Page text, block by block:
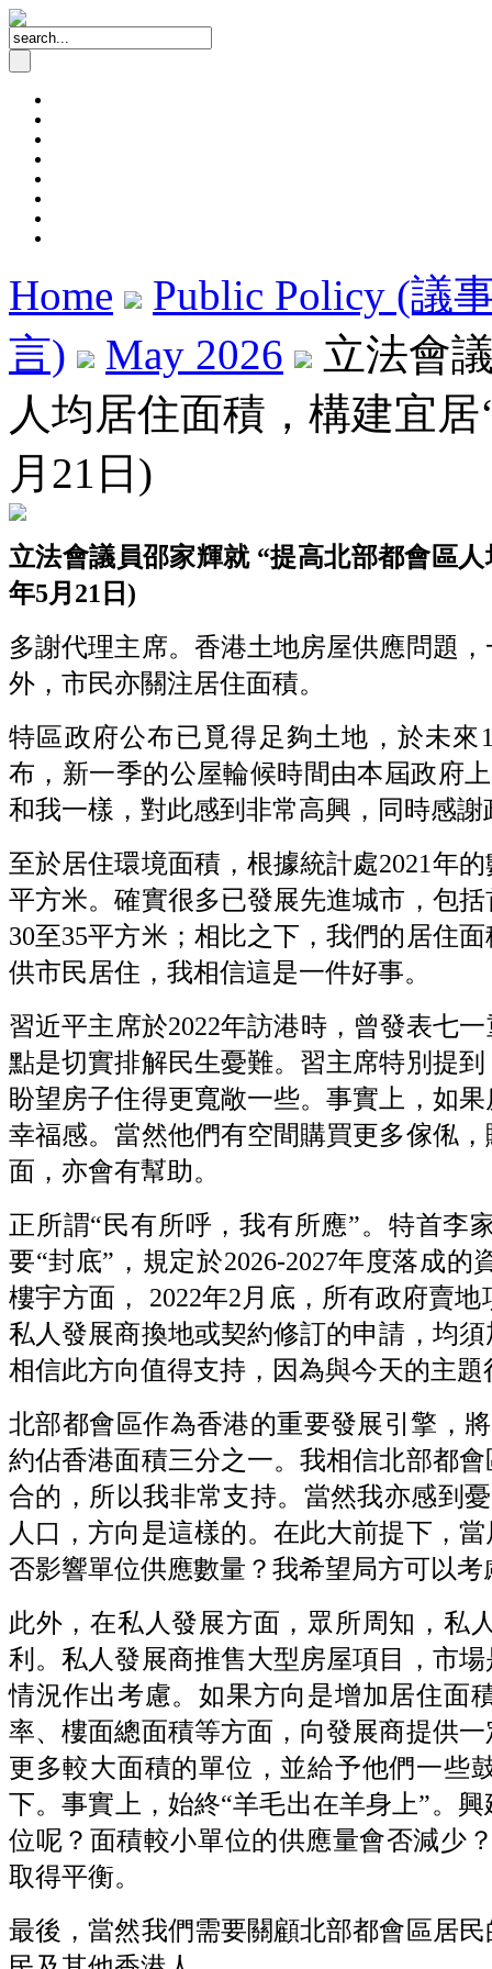
Home
Public Policy (議
言)
May 2026
立法會
人均居住面積，構建宜居
月21日)
立法會議員邵家輝就 “提高北部都會區
年5月21日)
多謝代理主席。香港土地房屋供應問題
外，市民亦關注居住面積。
特區政府公布已覓得足夠土地，於未來
布，新一季的公屋輪候時間由本屆政府
和我一樣，對此感到非常高興，同時感
至於居住環境面積，根據統計處2021年
平方米。確實很多已發展先進城市，包
30至35平方米；相比之下，我們的居住
供市民居住，我相信這是一件好事。
習近平主席於2022年訪港時，曾發表七
點是切實排解民生憂難。習主席特別提
盼望房子住得更寬敞一些。事實上，如
幸福感。當然他們有空間購買更多傢俬
面，亦會有幫助。
正所謂“民有所呼，我有所應”。特首李
要“封底”，規定於2026-2027年度落成
樓宇方面， 2022年2月底，所有政府賣
私人發展商換地或契約修訂的申請，均
相信此方向值得支持，因為與今天的主
北部都會區作為香港的重要發展引擎，
約佔香港面積三分之一。我相信北部都
合的，所以我非常支持。當然我亦感到
人口，方向是這樣的。在此大前提下，
否影響單位供應數量？我希望局方可以
此外，在私人發展方面，眾所周知，私
利。私人發展商推售大型房屋項目，市
情況作出考慮。如果方向是增加居住面
率、樓面總面積等方面，向發展商提供
更多較大面積的單位，並給予他們一些
下。事實上，始終“羊毛出在羊身上”。
位呢？面積較小單位的供應量會否減少
取得平衡。
最後，當然我們需要關顧北部都會區居